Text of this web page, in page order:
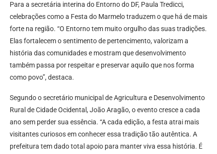
Para a secretária interina do Entorno do DF, Paula Tredicci,
celebrações como a Festa do Marmelo traduzem o que há de mais
forte na região. “O Entorno tem muito orgulho das suas tradições.
Elas fortalecem o sentimento de pertencimento, valorizam a
história das comunidades e mostram que desenvolvimento
também passa por respeitar e preservar aquilo que nos forma
como povo”, destaca.
Segundo o secretário municipal de Agricultura e Desenvolvimento
Rural de Cidade Ocidental, João Aragão, o evento cresce a cada
ano sem perder sua essência. “A cada edição, a festa atrai mais
visitantes curiosos em conhecer essa tradição tão autêntica. A
prefeitura tem dado total apoio para manter viva essa história. É